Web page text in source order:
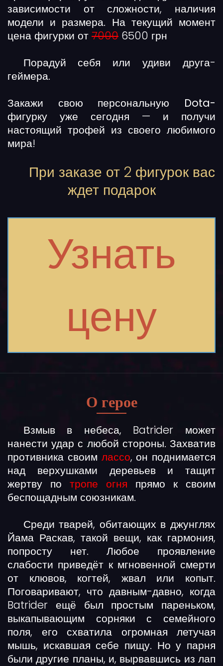
зависимости от сложности, наличия
модели и размера. На текущий момент
цена фигурки от 7000 6500 грн
Порадуй себя или удиви друга-
геймера.
Закажи свою персональную Dota-
фигурку уже сегодня — и получи
настоящий трофей из своего любимого
мира!
При заказе от 2 фигурок вас
ждет подарок
Узнать
цену
О герое
Взмыв в небеса, Batrider может
нанести удар с любой стороны. Захватив
противника своим лассо, он поднимается
над верхушками деревьев и тащит
жертву по тропе огня прямо к своим
беспощадным союзникам.
Среди тварей, обитающих в джунглях
Йама Раскав, такой вещи, как гармония,
попросту нет. Любое проявление
слабости приведёт к мгновенной смерти
от клювов, когтей, жвал или копыт.
Поговаривают, что давным-давно, когда
Batrider ещё был простым пареньком,
выкапывающим сорняки с семейного
поля, его схватила огромная летучая
мышь, искавшая себе пищу. Но у парня
были другие планы, и, вырвавшись из лап